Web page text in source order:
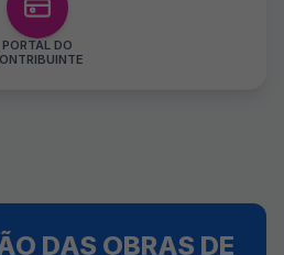
PORTAL DO
DAS OBRAS DE